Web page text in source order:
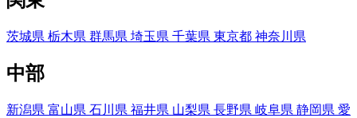
茨城県 栃木県 群馬県 埼玉県 千葉県 東京都 神奈川県
中部
新潟県 富山県 石川県 福井県 山梨県 長野県 岐阜県 静岡県 愛